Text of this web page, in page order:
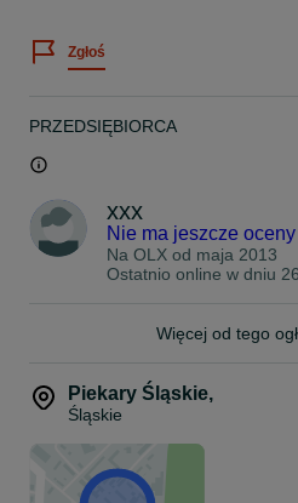
Zgłoś
PRZEDSIĘBIORCA
xxx
Nie ma jeszcze oceny
Na OLX od maja 2013
Ostatnio online w dniu
Więcej od tego
Piekary Śląskie,
Śląskie